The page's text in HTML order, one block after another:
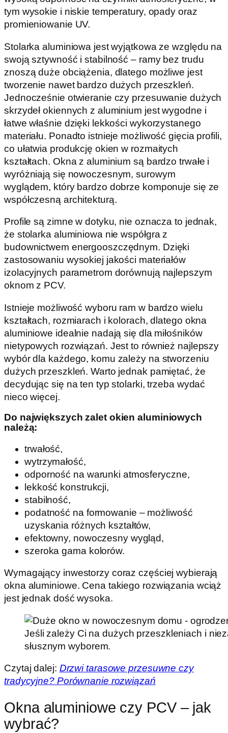
tym wysokie i niskie temperatury, opady oraz
promieniowanie UV.
Stolarka aluminiowa jest wyjątkowa ze względu na
swoją sztywność i stabilność – ramy bez trudu
znoszą duże obciążenia, dlatego możliwe jest
tworzenie nawet bardzo dużych przeszkleń.
Jednocześnie otwieranie czy przesuwanie dużych
skrzydeł okiennych z aluminium jest wygodne i
łatwe właśnie dzięki lekkości wykorzystanego
materiału. Ponadto istnieje możliwość gięcia profili,
co ułatwia produkcję okien w rozmaitych
kształtach. Okna z aluminium są bardzo trwałe i
wyróżniają się nowoczesnym, surowym
wyglądem, który bardzo dobrze komponuje się ze
współczesną architekturą.
Profile są zimne w dotyku, nie oznacza to jednak,
że stolarka aluminiowa nie współgra z
budownictwem energooszczędnym. Dzięki
zastosowaniu wysokiej jakości materiałów
izolacyjnych parametrom dorównują najlepszym
oknom z PCV.
Istnieje możliwość wyboru ram w bardzo wielu
kształtach, rozmiarach i kolorach, dlatego okna
aluminiowe idealnie nadają się dla miłośników
nietypowych rozwiązań. Jest to również najlepszy
wybór dla każdego, komu zależy na stworzeniu
dużych przeszkleń. Warto jednak pamiętać, że
decydując się na ten typ stolarki, trzeba wydać
nieco więcej.
Do największych zalet okien aluminiowych
należą:
trwałość,
wytrzymałość,
odporność na warunki atmosferyczne,
lekkość konstrukcji,
stabilność,
podatność na formowanie – możliwość
uzyskania różnych kształtów,
efektowny, nowoczesny wygląd,
szeroka gama kolorów.
Wymagający inwestorzy coraz częściej wybierają
okna aluminiowe. Cena takiego rozwiązania wciąż
jest jednak dość wysoka.
Jeśli zależy Ci na dużych przeszkleniach i
słusznym wyborem.
Czytaj dalej: Drzwi tarasowe przesuwne czy
tradycyjne? Porównanie rozwiązań
Okna aluminiowe czy PCV – jak
wybrać?